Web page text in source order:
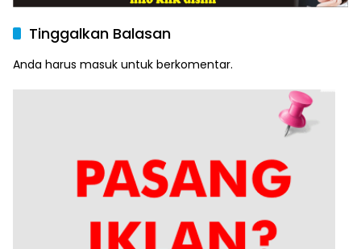
Tinggalkan Balasan
Anda harus masuk untuk berkomentar.